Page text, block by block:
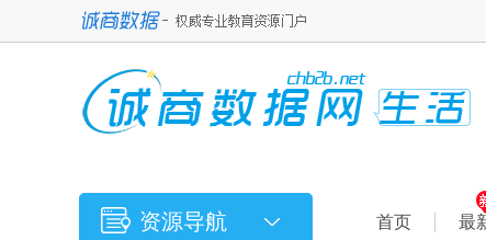
资源导航 首页 最